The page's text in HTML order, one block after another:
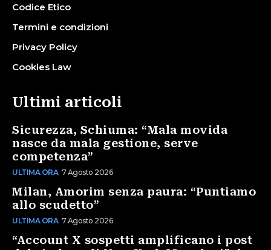
Codice Etico
Termini e condizioni
Privacy Policy
Cookies Law
Ultimi articoli
Sicurezza, Schiuma: “Mala movida
nasce da mala gestione, serve
competenza”
ULTIMA ORA 7 Agosto 2026
Milan, Amorim senza paura: “Puntiamo
allo scudetto”
ULTIMA ORA 7 Agosto 2026
“Account X sospetti amplificano i post